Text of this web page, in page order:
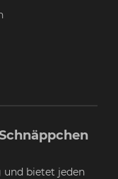
und bietet jeden